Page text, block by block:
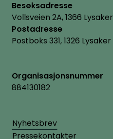
Besøksadresse
Vollsveien 2A, 1366 Lysaker
Postadresse
Postboks 331, 1326 Lysaker
Organisasjonsnummer
884130182
Nyhetsbrev
Pressekontakter